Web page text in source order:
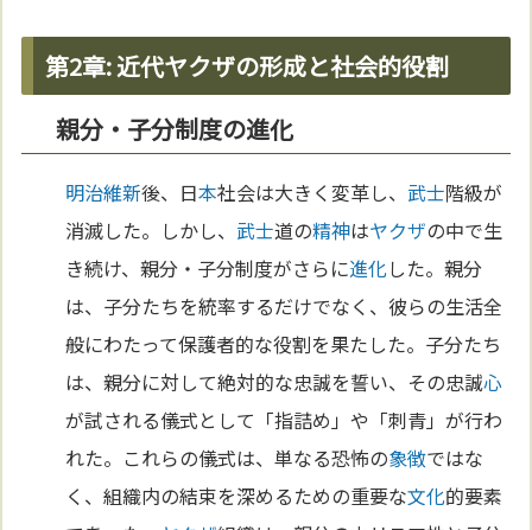
第2章: 近代ヤクザの形成と社会的役割
親分・子分制度の進化
明治維新後、日本社会は大きく変革し、 武士階級が
消滅した。しかし、 武士道の精神はヤクザの中で生
き続け、親分・子分制度がさらに進化した。親分
は、子分たちを統率するだけでなく、彼らの生活全
般にわたって保護者的な役割を果たした。子分たち
は、親分に対して絶対的な忠誠を誓い、その忠誠心
が試される儀式として「指詰め」や「刺青」が行わ
れた。これらの儀式は、単なる恐怖の象徴ではな
く、組織内の結束を深めるための重要な文化的要素